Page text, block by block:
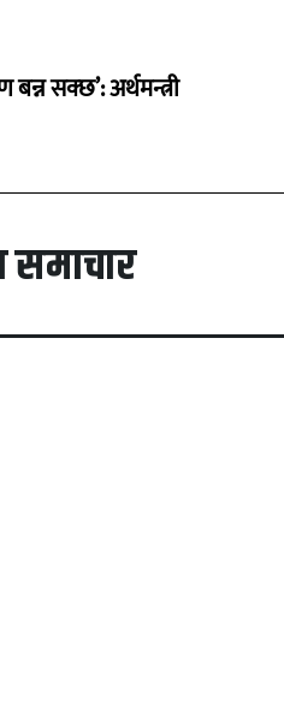
बन्न सक्छ’: अर्थमन्त्री
समाचार